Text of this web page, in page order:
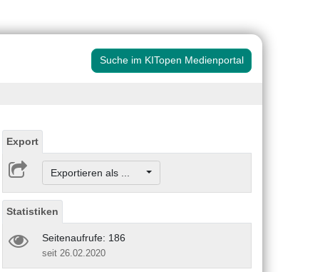
Suche im KITopen Medienportal
Export
Exportieren als ...
Statistiken
Seitenaufrufe: 186
seit 26.02.2020